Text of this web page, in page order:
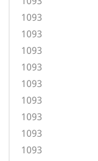
1093
1093
1093
1093
1093
1093
1093
1093
1093